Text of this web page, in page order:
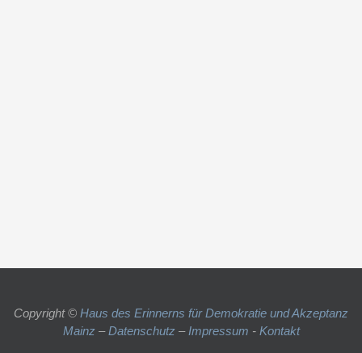
Copyright © Haus des Erinnerns für Demokratie und Akzeptanz
Mainz –Datenschutz– Impressum - Kontakt